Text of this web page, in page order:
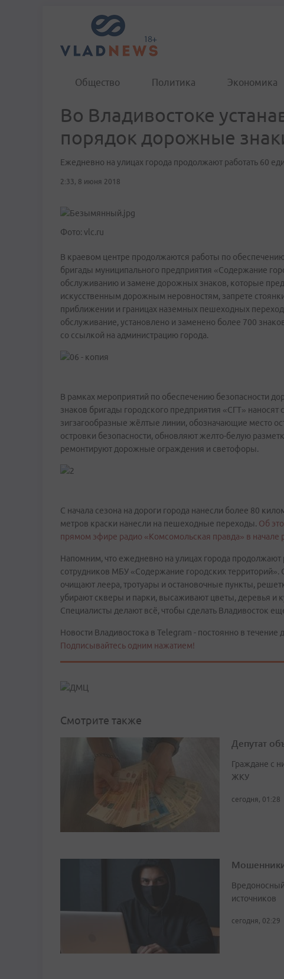
Общество Политика Экономика
Во Владивостоке
порядок дорожные
Ежедневно на улицах города продолжают работать 60
2:33, 8 июня 2018
Фото: vlc.ru
В краевом центре продолжаются работы по
бригады муниципального предприятия «Содержание
обслуживанию и замене дорожных знаков, которые
искусственным дорожным неровностям, запрете
приближении и границах наземных пешеходных
обслуживание, установлено и заменено более 700
со ссылкой на администрацию города.
В рамках мероприятий по обеспечению безопасности
знаков бригады городского предприятия «СГТ»
зигзагообразные жёлтые линии, обозначающие место
островки безопасности, обновляют желто-белую
ремонтируют дорожные ограждения и светофоры.
С начала сезона на дороги города нанесли более 80
метров краски нанесли на пешеходные переходы. Об
прямом эфире радио «Комсомольская правда» в начале
Напомним, что ежедневно на улицах города продолжают
сотрудников МБУ «Содержание городских территорий».
очищают леера, тротуары и остановочные пункты,
убирают скверы и парки, высаживают цветы, деревья и
Специалисты делают всё, чтобы сделать Владивосток
Новости Владивостока в Telegram - постоянно в течение
Подписывайтесь одним нажатием!
Смотрите также
Депутат
Граждане с
ЖКУ
сегодня, 01:28
источников
сегодня, 02:29